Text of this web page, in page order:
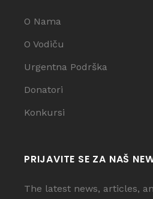
O Nama
O Vodiču
Urgentna Podrška
Donatori
Konkursi
PRIJAVITE SE ZA NAŠ
The latest news, articles,